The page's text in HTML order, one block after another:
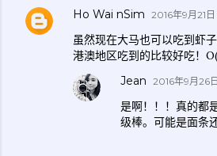
Ho Wai nSim 2016年9月21
虽然现在大马也可以吃到虾
港澳地区吃到的比较好吃！
Jean 2016年9月26
是啊！！！真的都
级棒。可能是面条